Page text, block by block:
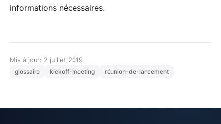
informations nécessaires.
Mis à jour: 2 juillet 2019
glossaire kickoff-meeting réunion-de-lancement